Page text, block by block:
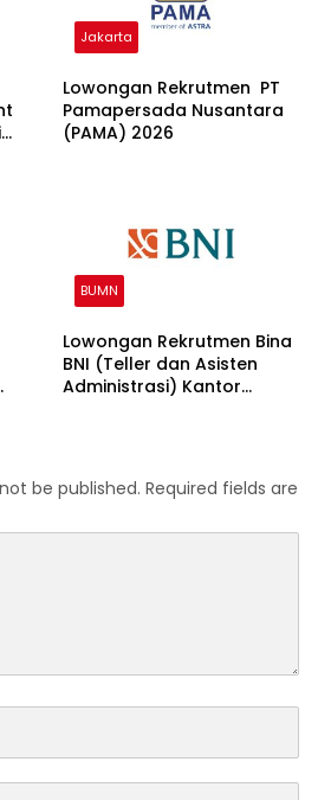
Jakarta
Lowongan Rekrutmen PT
Pamapersada Nusantara
(PAMA) 2026
BUMN
Lowongan Rekrutmen Bina
BNI (Teller dan Asisten
Administrasi) Kantor
be published. Required fields are